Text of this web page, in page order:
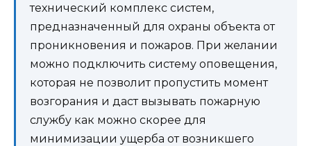
технический комплекс систем,
предназначенный для охраны объекта от
проникновения и пожаров. При желании
можно подключить систему оповещения,
которая не позволит пропустить момент
возгорания и даст вызывать пожарную
службу как можно скорее для
минимизации ущерба от возникшего